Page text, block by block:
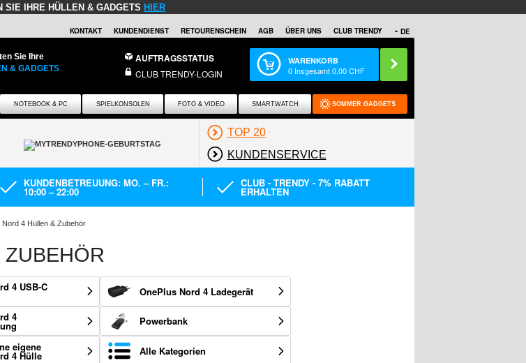
SIE IHRE HÜLLEN & GADGETS HIER
DE
KONTAKT KUNDENDIENST RETOURENSCHEIN AGB ÜBER UNS CLUB TRENDY
Sie Ihre
& GADGETS
AUFTRAGSSTATUS
CLUB TRENDY-LOGIN
WARENKORB
0 Insgesamt0,00CHF
NOTEBOOK & PC SPIELKONSOLEN FOTO & VIDEO SMARTWATCH SOMMER GADGETS
TOP 20
KUNDENSERVICE
KUNDENBETREUUNG: MO. – FR.:
10:00 – 22:00
CLUB - TRENDY - 7% RABATT
ERHALTEN
Nord 4 Hüllen & Zubehör
4 USB-C
OnePlus Nord 4 Ladegerät
4 Powerbank
eigene
4 Hülle Alle Kategorien